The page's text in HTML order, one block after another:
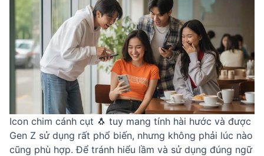
Icon chim cánh cụt 🐧 tuy mang tính hài hước và được
Gen Z sử dụng rất phổ biến, nhưng không phải lúc nào
cũng phù hợp. Để tránh hiểu lầm và sử dụng đúng ngữ